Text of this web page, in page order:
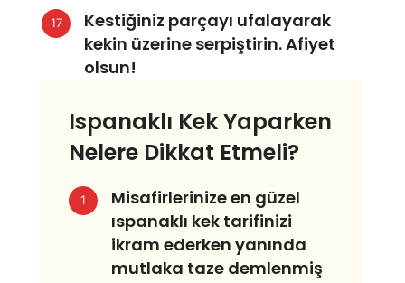
17
Kestiğiniz parçayı ufalayarak
kekin üzerine serpiştirin. Afiyet
olsun!
Ispanaklı Kek Yaparken
Nelere Dikkat Etmeli?
1
Misafirlerinize en güzel
ıspanaklı kek tarifinizi
ikram ederken yanında
mutlaka taze demlenmiş